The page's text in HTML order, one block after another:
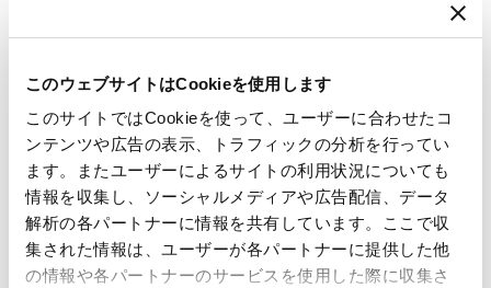
このウェブサイトはCookieを使用します
このサイトではCookieを使って、ユーザーに合わせたコ
ンテンツや広告の表示、トラフィックの分析を行ってい
ます。またユーザーによるサイトの利用状況についても
情報を収集し、ソーシャルメディアや広告配信、データ
解析の各パートナーに情報を共有しています。ここで収
集された情報は、ユーザーが各パートナーに提供した他
の情報や各パートナーのサービスを使用した際に収集さ
デルは、それから長年に渡って民間の個人パイロット
なります。